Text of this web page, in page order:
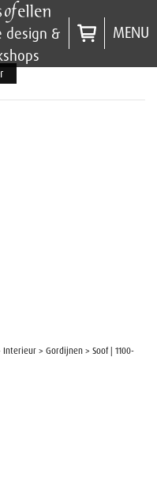
design &
MENU
Interieur > Gordijnen > Soof | 1100-